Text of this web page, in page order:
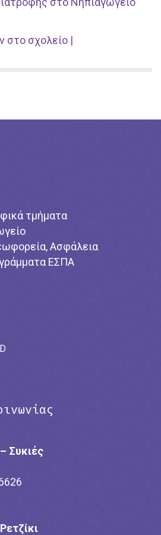
στο σχολείο |
τμήματα
Ασφάλεια
ΕΣΠΑ
Συκιές